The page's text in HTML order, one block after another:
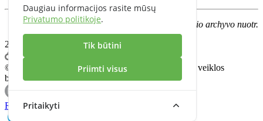
Asmeninio archyvo nuotr.
2018.08.03
© 2026 CFlow.lt | Vienas įrankis visai individualios veiklos
buhalterijai
Rekvizitai|Taisyklės
Daugiau informacijos rasite mūsų
Privatumo politikoje.
Tik būtini
Priimti visus
Pritaikyti